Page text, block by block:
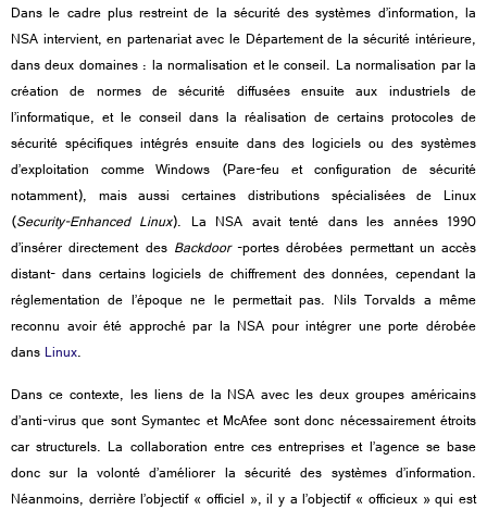
Dans le cadre plus restreint de la sécurité des systèmes d’information, la
NSA intervient, en partenariat avec le Département de la sécurité intérieure,
dans deux domaines : la normalisation et le conseil. La normalisation par la
création de normes de sécurité diffusées ensuite aux industriels de
l’informatique, et le conseil dans la réalisation de certains protocoles de
sécurité spécifiques intégrés ensuite dans des logiciels ou des systèmes
d’exploitation comme Windows (Pare-feu et configuration de sécurité
notamment), mais aussi certaines distributions spécialisées de Linux
(Security-Enhanced Linux). La NSA avait tenté dans les années 1990
d’insérer directement des Backdoor-portes dérobées permettant un accès
distant- dans certains logiciels de chiffrement des données, cependant la
réglementation de l’époque ne le permettait pas. Nils Torvalds a même
reconnu avoir été approché par la NSA pour intégrer une porte dérobée
dansLinux.
Dans ce contexte, les liens de la NSA avec les deux groupes américains
d’anti-virus que sont Symantec et McAfee sont donc nécessairement étroits
car structurels. La collaboration entre ces entreprises et l’agence se base
donc sur la volonté d’améliorer la sécurité des systèmes d’information.
Néanmoins, derrière l’objectif « officiel », il y a l’objectif « officieux » qui est